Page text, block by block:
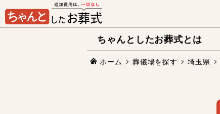
ちゃんとしたお葬式とは
ホーム 葬儀場を探す 埼玉県